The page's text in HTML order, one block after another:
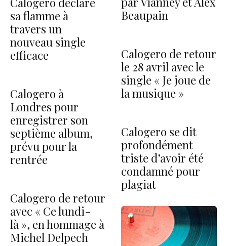
sa flamme à
travers un
nouveau single
efficace
Calogero à
Londres pour
enregistrer son
septième album,
prévu pour la
rentrée
Calogero de retour
avec « Ce lundi-
là », en hommage à
Michel Delpech
Beaupain
Calogero de retour
le 28 avril avec le
single « Je joue de
la musique »
Calogero se dit
profondément
triste d’avoir été
condamné pour
plagiat